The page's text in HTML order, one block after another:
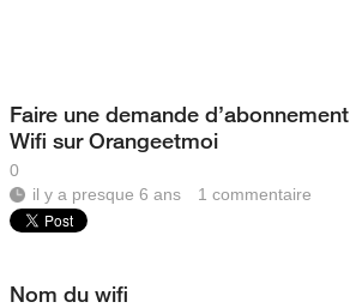
Faire une demande d’abonnement
Wifi sur Orangeetmoi
0
il y a presque 6 ans
1commentaire
Nom du wifi